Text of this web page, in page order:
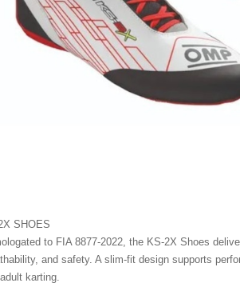
SHOES
to FIA 8877-2022, the KS-2X Shoes
and safety. A slim-fit design supports
karting.